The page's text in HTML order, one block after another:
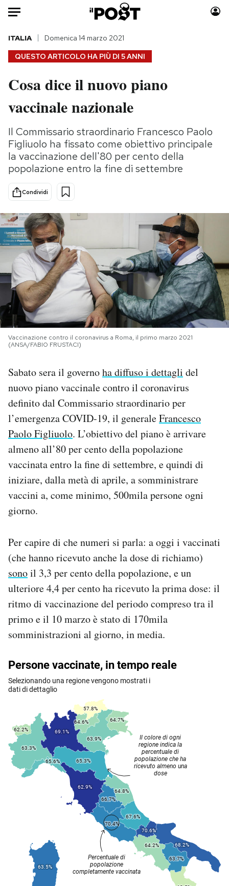
Auto
HOME
Italia
Politica
Tecnologia
Internet
Scienza
Cultura
Economia
Moda
Consumismi
Storie/Idee
Ok Boomer!
Media
Europa
PODCAST
NEWSLETTER
I MIEI PREFERITI
SHOP
CALENDARIO
AREA PERSONALE
Area Personale
Newsletter
Notifiche mobile
Regala il Post
Hai bisogno di aiuto?
QUESTO ARTICOLO HA PIÙ DI 5 ANNI
ITALIA Domenica 14 marzo 2021
Cosa dice il nuovo piano
vaccinale nazionale
Il Commissario straordinario Francesco Paolo
Figliuolo ha fissato come obiettivo principale
la vaccinazione dell'80 per cento della
popolazione entro la fine di settembre
Condividi
Vaccinazione contro il coronavirus a Roma, il primo marzo 2021
(ANSA/FABIO FRUSTACI)
Sabato sera il governoha diffuso i dettagli del
nuovo piano vaccinale contro il coronavirus
definito dal Commissario straordinario per
l’emergenza COVID-19, il generaleFrancesco
Paolo Figliuolo. L’obiettivo del piano è arrivare
almeno all’80 per cento della popolazione
vaccinata entro la fine di settembre, e quindi di
iniziare, dalla metà di aprile, a somministrare
vaccini a, come minimo, 500mila persone ogni
giorno.
Per capire di che numeri si parla: a oggi i vaccinati
(che hanno ricevuto anche la dose di richiamo)
sonoil 3,3 per cento della popolazione, e un
ulteriore 4,4 per cento ha ricevuto la prima dose: il
ritmo di vaccinazione del periodo compreso tra il
primo e il 10 marzo è stato di 170mila
somministrazioni al giorno, in media.